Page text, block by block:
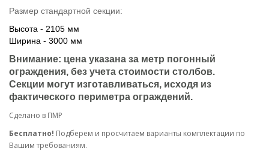
Размер стандартной секции:
Высота - 2105 мм
Ширина - 3000 мм
Внимание: цена указана за метр погонный
ограждения, без учета стоимости столбов.
Секции могут изготавливаться, исходя из
фактического периметра ограждений.
Сделано в ПМР
Бесплатно! Подберем и просчитаем варианты комплектации по
Вашим требованиям.